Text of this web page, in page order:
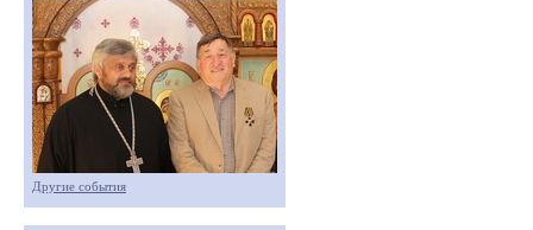
Другие события